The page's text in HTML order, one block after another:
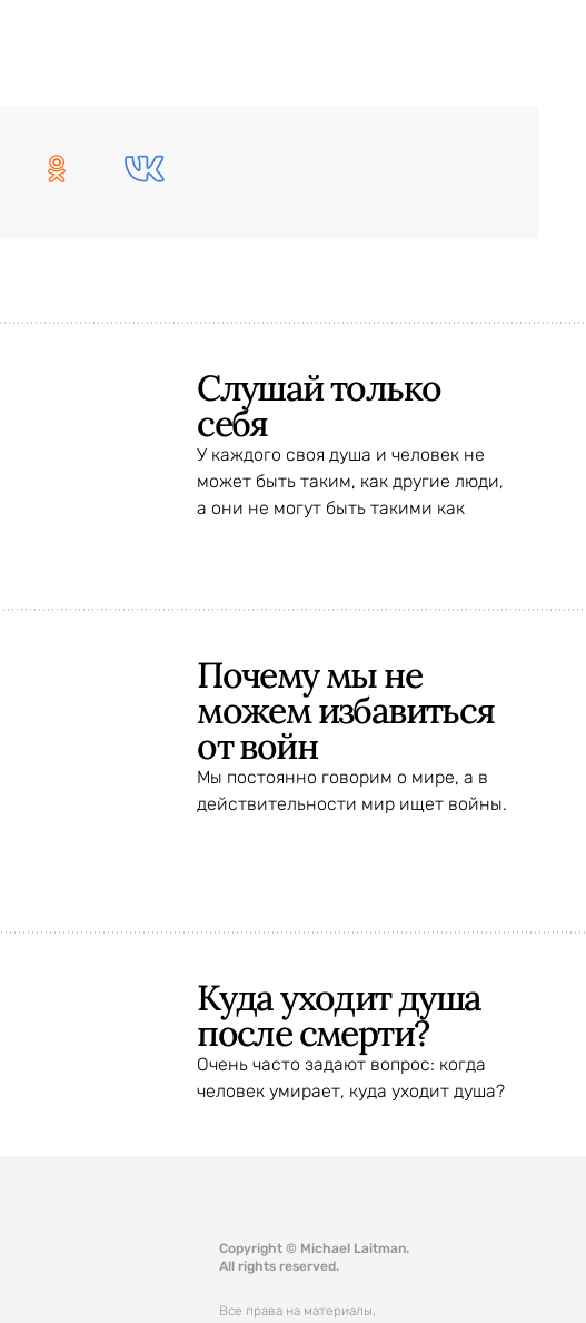
Слушай только
себя
У каждого своя душа и человек не
может быть таким, как другие люди,
а они не могут быть такими как
Почему мы не
можем избавиться
от войн
Мы постоянно говорим о мире, а в
действительности мир ищет войны.
Куда уходит душа
после смерти?
Очень часто задают вопрос: когда
человек умирает, куда уходит душа?
Copyright © Michael Laitman.
All rights reserved.
Все права на материалы,